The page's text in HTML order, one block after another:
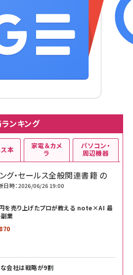
ンキング
グ・セールス全般関連書籍 の
日時：2026/06/26 19:00
を売り上げたプロが教える note×AI 最
業
会社は戦略が9割
本 家電＆カメ
ラ
パソコン・
周辺機器